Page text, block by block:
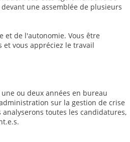
une assemblée de plusieurs
et de l'autonomie. Vous être
et vous appréciez le travail
ou deux années en bureau
sur la gestion de crise
toutes les candidatures,